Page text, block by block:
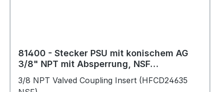
81400 - Stecker PSU mit konischem AG
3/8" NPT mit Absperrung, NSF
3/8 NPT Valved Coupling Insert (HFCD24635